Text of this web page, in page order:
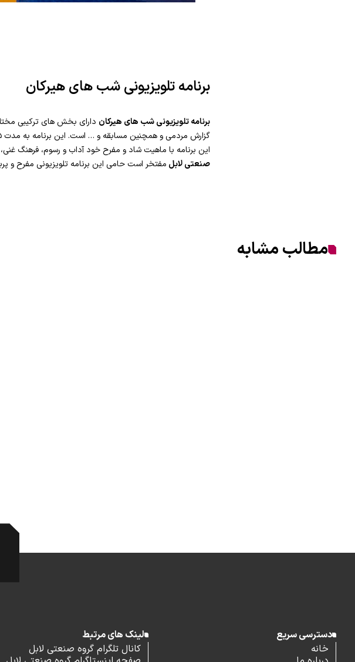
برنامه تلویزیونی شب های هیرکان
برنامه تلویزیونی شب های هیرکان دارای بخش های ترکیبی
این برنامه با ماهیت شاد و مفرح خود آداب و رسوم، فرهنگ
صنعتی لابل مفتخر است حامی این برنامه تلویزیونی مفرح و
مطالب مشابه
دسترسی سریع
خانه
لینک های مرتبط
کانال تلگرام گروه صنعتی لابل